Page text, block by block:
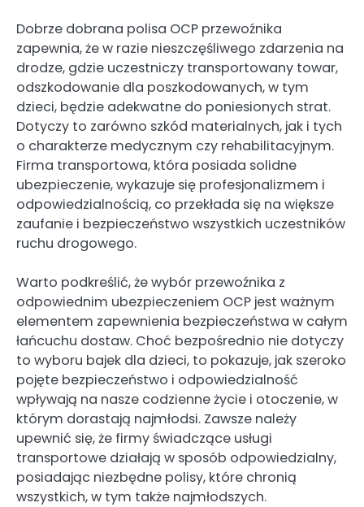
Dobrze dobrana polisa OCP przewoźnika
zapewnia, że w razie nieszczęśliwego zdarzenia na
drodze, gdzie uczestniczy transportowany towar,
odszkodowanie dla poszkodowanych, w tym
dzieci, będzie adekwatne do poniesionych strat.
Dotyczy to zarówno szkód materialnych, jak i tych
o charakterze medycznym czy rehabilitacyjnym.
Firma transportowa, która posiada solidne
ubezpieczenie, wykazuje się profesjonalizmem i
odpowiedzialnością, co przekłada się na większe
zaufanie i bezpieczeństwo wszystkich uczestników
ruchu drogowego.
Warto podkreślić, że wybór przewoźnika z
odpowiednim ubezpieczeniem OCP jest ważnym
elementem zapewnienia bezpieczeństwa w całym
łańcuchu dostaw. Choć bezpośrednio nie dotyczy
to wyboru bajek dla dzieci, to pokazuje, jak szeroko
pojęte bezpieczeństwo i odpowiedzialność
wpływają na nasze codzienne życie i otoczenie, w
którym dorastają najmłodsi. Zawsze należy
upewnić się, że firmy świadczące usługi
transportowe działają w sposób odpowiedzialny,
posiadając niezbędne polisy, które chronią
wszystkich, w tym także najmłodszych.